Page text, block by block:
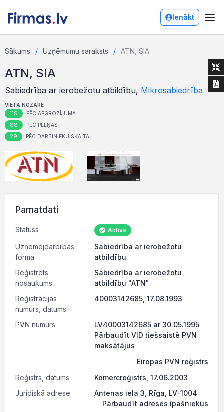
Ienākt
Sākums Uzņēmumu saraksts ATN, SIA
ATN, SIA
Sabiedrība ar ierobežotu atbildību, Mikrosabiedrība
VIETA NOZARĒ
119 PĒC APGROZĪJUMA
88 PĒC PEĻŅAS
29 PĒC DARBINIEKU SKAITA
Pamatdati
Statuss Aktīvs
Uzņēmējdarbības
forma
Sabiedrība ar ierobežotu
atbildību
Reģistrēts
nosaukums
Sabiedrība ar ierobežotu
atbildību "ATN"
Reģistrācijas
numurs, datums
40003142685, 17.08.1993
PVN numurs
LV40003142685 ar 30.05.1995
Pārbaudīt VID tiešsaistē PVN
maksātājus
Eiropas PVN reģistrs
Reģistrs, datums
Komercreģistrs, 17.06.2003
Juridiskā adrese
Antenas iela 3, Rīga, LV-1004
Pārbaudīt adreses īpašniekus